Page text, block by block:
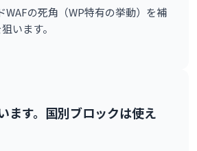
WAFの死角（WP特有の挙動）を補
います。
ます。国別ブロックは使え